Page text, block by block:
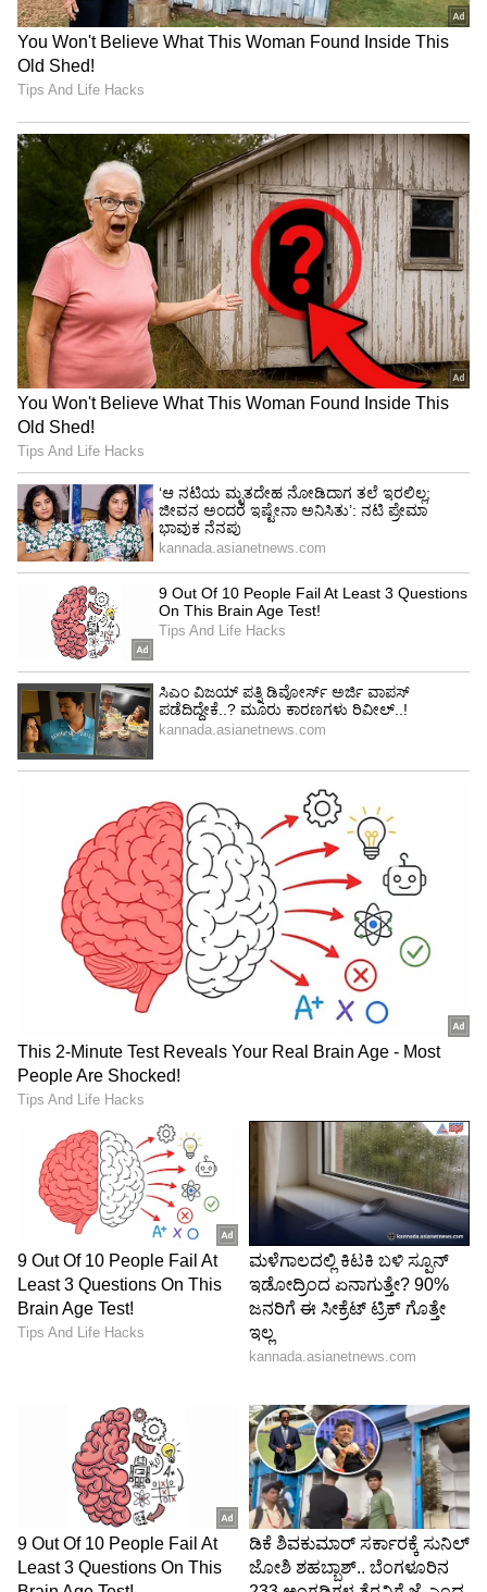
ಅಳು, ನಗು, ಭಾವುಕ ಸನ್ನಿವೇಶ ಎಲ್ಲದಕ್ಕೂ ಈ ಬಾಲಕಿಯದ್ದು
ಎತ್ತಿದ ಕೈ. ರಾಣಿ ಪಾತ್ರಕ್ಕೆ ಹೇಳಿ ಮಾಡಿಸಿದ ನಟನೆ
ಈಕೆಯದ್ದು. ಕೆಲವೊಮ್ಮೆ ಇಷ್ಟು ಚಿಕ್ಕ ವಯಸ್ಸಿನಲ್ಲಿ ಇಷ್ಟು
ಪ್ರಬುದ್ಧತೆ ಎಲ್ಲಿಂದ ಬರುತ್ತದೆ ಎಂದು ಅಚ್ಚರಿ ಪಡುವಂಥ
ನಟನೆ ಮಾಡುತ್ತಿದ್ದಾಳೆ ಬಾಲೆ ಧನ್ವಿ.
4
Image Credit :Instagram
ಏನೆಂದು ಹೆಸರಿಡಲಿ ಹಾಡಿಗೆ ರೀಲ್ಸ್​
ಸೋಷಿಯಲ್​ ಮೀಡಿಯಾದಲ್ಲಿಯೂ ಆ್ಯಕ್ಟೀವ್​ ಆಗಿರುವ ಧನ್ವಿ,
ಆಗ್ಗಾಗ್ಗೆ ರೀಲ್ಸ್​ ಮಾಡುತ್ತಿರುತ್ತಾಳೆ. ಇದೀಗ ಬಾಲಕಿ ಪುನೀತ್​
ರಾಜ್​ ಅವರ ಅಣ್ಣಾ ಬಾಂಡ್​ ಚಿತ್ರದ ಏನೆಂದು ಹೆಸರಿಡಲಿ, ಈ
ಚಂದ ಅನುಭವಕೆ ಹಾಡಿಗೆ ರೀಲ್ಸ್​ ಮಾಡಿದ್ದಾಳೆ. ಇದಕ್ಕೆ
ಅಭಿಮಾನಿಗಳು ಶುಭ ಹಾರೈಸುತ್ತಿದ್ದಾರೆ.
5
6
Image Credit :Instagram
ಜೀ ಅವಾರ್ಡ್​ ವಿನ್ನರ್​
ಅಂದಹಾಗೆ ಧನ್ವಿ, ನಟನೆಗೆ ಬಂದು ಕೆಲವು ವರ್ಷಗಳೇ ಕಳೆದಿವೆ.
ಧಾರಾವಾಹಿ, ಜೊತೆಗೆ ಜೀ ಅವಾರ್ಡ್‌ ಕೂಡ ಪಡೆದಿದ್ದಾಳೆ.